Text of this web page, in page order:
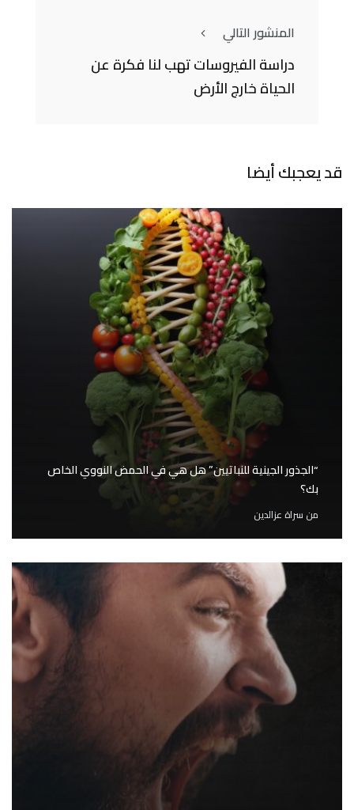
المنشور التالي
دراسة الفيروسات تهب لنا فكرة عن
الحياة خارج الأرض
قد يعجبك أيضا
“الجذور الجينية للنباتيين” هل هي في الحمض النووي الخاص
بك؟
من سراة عزالدين